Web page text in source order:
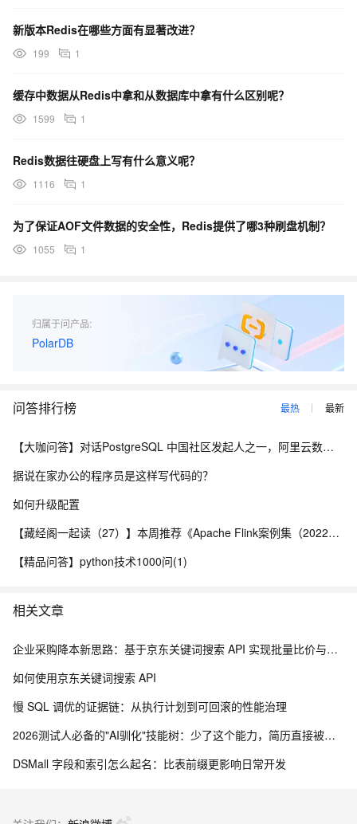
新版本Redis在哪些方面有显著改进？
199 1
缓存中数据从Redis中拿和从数据库中拿有什么区别呢？
1599 1
Redis数据往硬盘上写有什么意义呢？
1116 1
为了保证AOF文件数据的安全性，Redis提供了哪3种刷盘机制？
1055 1
归属于问产品:
PolarDB
问答排行榜 最热 最新
【大咖问答】对话PostgreSQL 中国社区发起人之一，阿里云数据库高级专家 德哥
据说在家办公的程序员是这样写代码的？
如何升级配置
【藏经阁一起读（27）】本周推荐《Apache Flink案例集（2022版）》，你有哪些心得？
【精品问答】python技术1000问(1)
相关文章
企业采购降本新思路：基于京东关键词搜索 API 实现批量比价与物资寻源
如何使用京东关键词搜索 API
慢 SQL 调优的证据链：从执行计划到可回滚的性能治理
2026测试人必备的"AI驯化"技能树：少了这个能力，简历直接被筛掉
DSMall 字段和索引怎么起名：比表前缀更影响日常开发